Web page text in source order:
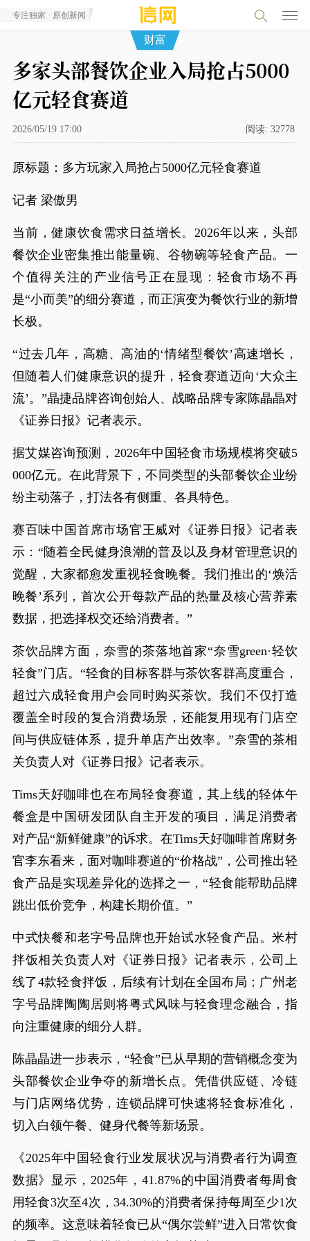
专注独家 · 原创新闻
财富
多家头部餐饮企业入局抢占5000
亿元轻食赛道
2026/05/19 17:00 阅读: 32778
原标题：多方玩家入局抢占5000亿元轻食赛道
记者 梁傲男
当前，健康饮食需求日益增长。2026年以来，头部
餐饮企业密集推出能量碗、谷物碗等轻食产品。一
个值得关注的产业信号正在显现：轻食市场不再
是“小而美”的细分赛道，而正演变为餐饮行业的新增
长极。
“过去几年，高糖、高油的‘情绪型餐饮’高速增长，
但随着人们健康意识的提升，轻食赛道迈向‘大众主
流’。”晶捷品牌咨询创始人、战略品牌专家陈晶晶对
《证券日报》记者表示。
据艾媒咨询预测，2026年中国轻食市场规模将突破5
000亿元。在此背景下，不同类型的头部餐饮企业纷
纷主动落子，打法各有侧重、各具特色。
赛百味中国首席市场官王威对《证券日报》记者表
示：“随着全民健身浪潮的普及以及身材管理意识的
觉醒，大家都愈发重视轻食晚餐。我们推出的‘焕活
晚餐’系列，首次公开每款产品的热量及核心营养素
数据，把选择权交还给消费者。”
茶饮品牌方面，奈雪的茶落地首家“奈雪green·轻饮
轻食”门店。“轻食的目标客群与茶饮客群高度重合，
超过六成轻食用户会同时购买茶饮。我们不仅打造
覆盖全时段的复合消费场景，还能复用现有门店空
间与供应链体系，提升单店产出效率。”奈雪的茶相
关负责人对《证券日报》记者表示。
Tims天好咖啡也在布局轻食赛道，其上线的轻体午
餐盒是中国研发团队自主开发的项目，满足消费者
对产品“新鲜健康”的诉求。在Tims天好咖啡首席财务
官李东看来，面对咖啡赛道的“价格战”，公司推出轻
食产品是实现差异化的选择之一，“轻食能帮助品牌
跳出低价竞争，构建长期价值。”
中式快餐和老字号品牌也开始试水轻食产品。米村
拌饭相关负责人对《证券日报》记者表示，公司上
线了4款轻食拌饭，后续有计划在全国布局；广州老
字号品牌陶陶居则将粤式风味与轻食理念融合，指
向注重健康的细分人群。
陈晶晶进一步表示，“轻食”已从早期的营销概念变为
头部餐饮企业争夺的新增长点。凭借供应链、冷链
与门店网络优势，连锁品牌可快速将轻食标准化，
切入白领午餐、健身代餐等新场景。
《2025年中国轻食行业发展状况与消费者行为调查
数据》显示，2025年，41.87%的中国消费者每周食
用轻食3次至4次，34.30%的消费者保持每周至少1次
的频率。这意味着轻食已从“偶尔尝鲜”进入日常饮食